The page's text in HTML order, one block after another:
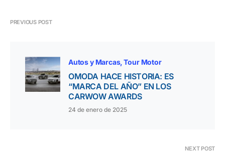
PREVIOUS POST
Autos y Marcas Tour Motor
OMODA HACE HISTORIA: ES
“MARCA DEL AÑO” EN LOS
CARWOW AWARDS
24 de enero de 2025
NEXT POST